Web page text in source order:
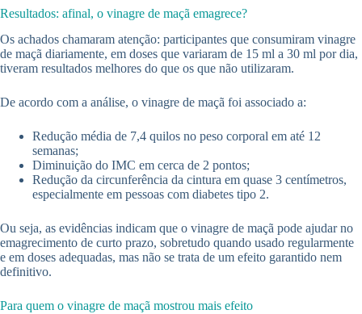
Resultados: afinal, o vinagre de maçã emagrece?
Os achados chamaram atenção: participantes que consumiram vinagre
de maçã diariamente, em doses que variaram de 15 ml a 30 ml por dia,
tiveram resultados melhores do que os que não utilizaram.
De acordo com a análise, o vinagre de maçã foi associado a:
Redução média de 7,4 quilos no peso corporal em até 12
semanas;
Diminuição do IMC em cerca de 2 pontos;
Redução da circunferência da cintura em quase 3 centímetros,
especialmente em pessoas com diabetes tipo 2.
Ou seja, as evidências indicam que o vinagre de maçã pode ajudar no
emagrecimento de curto prazo, sobretudo quando usado regularmente
e em doses adequadas, mas não se trata de um efeito garantido nem
definitivo.
Para quem o vinagre de maçã mostrou mais efeito